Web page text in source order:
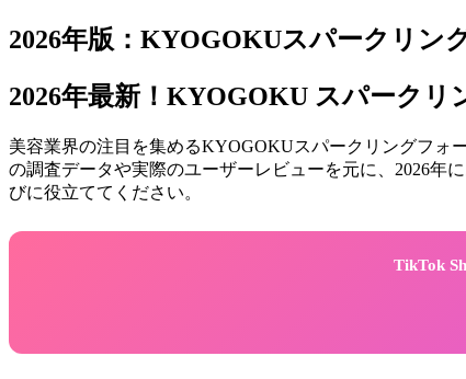
2026年版：KYOGOKUスパークリン
2026年最新！KYOGOKU スパーク
美容業界の注目を集めるKYOGOKUスパークリングフォ
の調査データや実際のユーザーレビューを元に、2026年
びに役立ててください。
TikTok